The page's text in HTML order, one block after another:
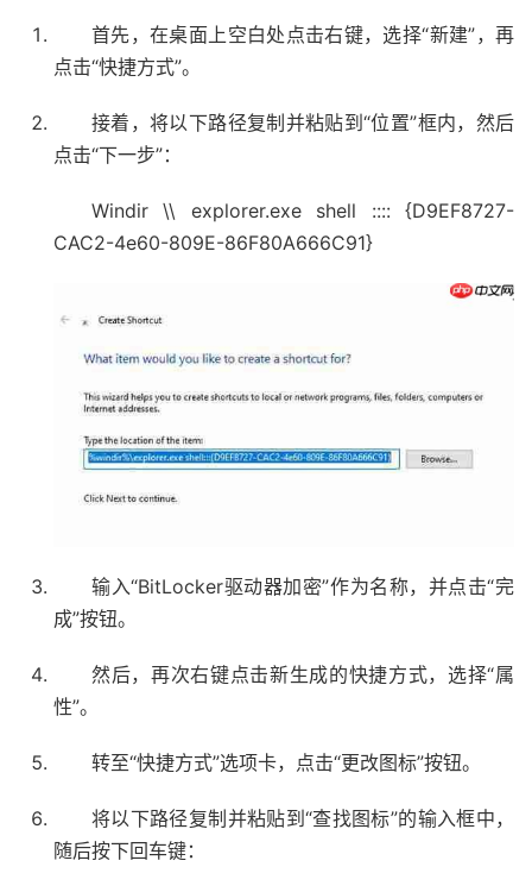
首先，在桌面上空白处点击右键，选择“新建”，再
点击“快捷方式”。
接着，将以下路径复制并粘贴到“位置”框内，然后
点击“下一步”：
Windir \\ explorer.exe shell :::: {D9EF8727-
CAC2-4e60-809E-86F80A666C91}
输入“BitLocker驱动器加密”作为名称，并点击“完
成”按钮。
然后，再次右键点击新生成的快捷方式，选择“属
性”。
转至“快捷方式”选项卡，点击“更改图标”按钮。
将以下路径复制并粘贴到“查找图标”的输入框中，
随后按下回车键：